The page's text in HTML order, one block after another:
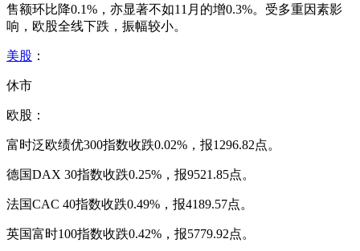
售额环比降0.1%，亦显著不如11月的增0.3%。受多重因素影
响，欧股全线下跌，振幅较小。
美股 ：
休市
欧股：
富时泛欧绩优300指数收跌0.02%，报1296.82点。
德国DAX 30指数收跌0.25%，报9521.85点。
法国CAC 40指数收跌0.49%，报4189.57点。
英国富时100指数收跌0.42%，报5779.92点。